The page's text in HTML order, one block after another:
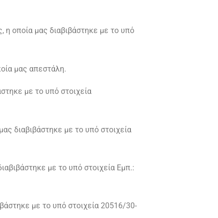
οποία μας διαβιβάστηκε με το υπό
μας απεστάλη.
με το υπό στοιχεία
διαβιβάστηκε με το υπό στοιχεία
με το υπό στοιχεία Εμπ.:
με το υπό στοιχεία 20516/30-